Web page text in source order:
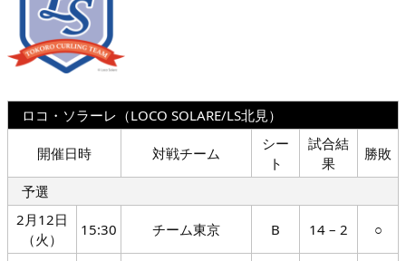
ロコ・ソラーレ（LOCO SOLARE/LS北見）
開催日時 対戦チーム
シー
ト
試合結
果
勝敗
予選
2月12日
（火）
15:30 チーム東京 B 14 – 2 ○